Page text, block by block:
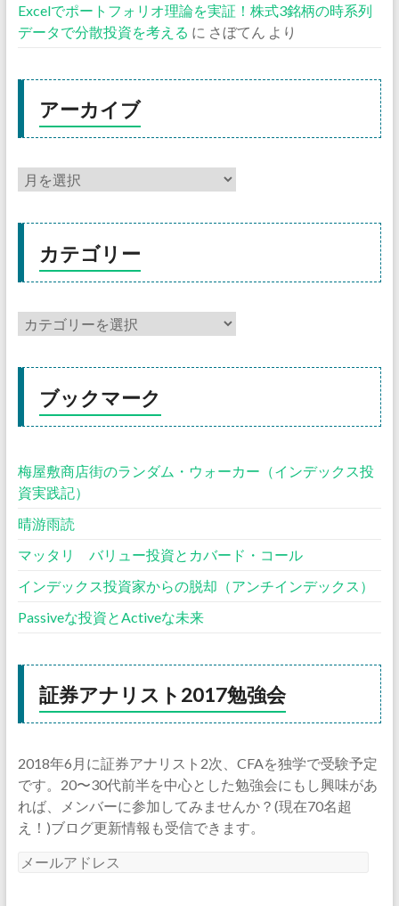
Excelでポートフォリオ理論を実証！株式3銘柄の時系列
データで分散投資を考える に さぼてん より
アーカイブ
カテゴリー
ブックマーク
梅屋敷商店街のランダム・ウォーカー（インデックス投
資実践記）
晴游雨読
マッタリ バリュー投資とカバード・コール
インデックス投資家からの脱却（アンチインデックス）
Passiveな投資とActiveな未来
証券アナリスト2017勉強会
2018年6月に証券アナリスト2次、CFAを独学で受験予定
です。20〜30代前半を中心とした勉強会にもし興味があ
れば、メンバーに参加してみませんか？(現在70名超
え！)ブログ更新情報も受信できます。
メ